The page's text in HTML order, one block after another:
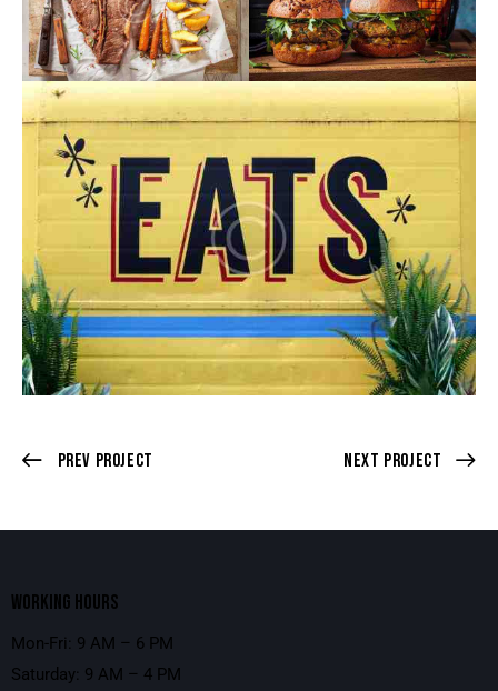
Prev Project Next Project
WORKING HOURS
Mon-Fri: 9 AM – 6 PM
Saturday: 9 AM – 4 PM